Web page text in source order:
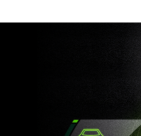
斯舉行的 CES 2018 會場裡，毫無疑
、ZF、百度及賓士汽車皆宣布
開發的合作夥伴總數 超過了320個